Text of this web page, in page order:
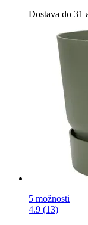
Dostava do 31
5 možnosti
4.9 (13)